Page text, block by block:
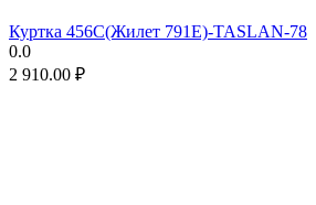
Куртка 456C(Жилет 791E)-TASLAN-78
0.0
2 910.00 ₽